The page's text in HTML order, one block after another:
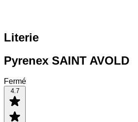
Literie
Pyrenex SAINT AVOLD
Fermé
4.7